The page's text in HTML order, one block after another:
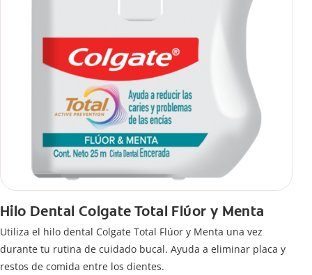
Hilo Dental Colgate Total Flúor y Menta
Utiliza el hilo dental Colgate Total Flúor y Menta una vez
durante tu rutina de cuidado bucal. Ayuda a eliminar placa y
restos de comida entre los dientes.